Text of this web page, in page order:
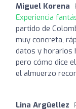
Miguel Korena
Experiencia
partido de
muy concreta,
datos y horarios
pero cómo dice
el almuerzo
Lina Argüellez